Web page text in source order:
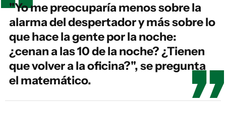
"Yo me preocuparía menos sobre la
alarma del despertador y más sobre lo
que hace la gente por la noche:
¿cenan a las 10 de la noche? ¿Tienen
que volver a la oficina?", se pregunta
el matemático.